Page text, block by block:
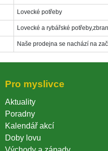
Lovecké potřeby
Lovecké a rybářské
Naše prodejna se nachází na
Pro myslivce
Aktuality
Poradny
Kalendář akcí
Doby lovu